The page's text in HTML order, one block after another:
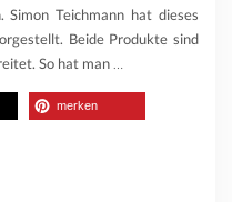
Teichmann hat dieses
Beide Produkte sind
So hat man
merken